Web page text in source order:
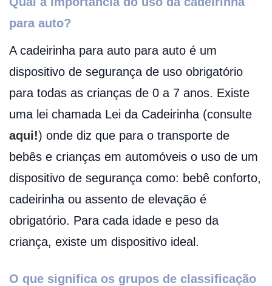
para auto?
A cadeirinha para auto para auto é um
dispositivo de segurança de uso obrigatório
para todas as crianças de 0 a 7 anos. Existe
uma lei chamada Lei da Cadeirinha (consulte
aqui!) onde diz que para o transporte de
bebês e crianças em automóveis o uso de um
dispositivo de segurança como: bebê conforto,
cadeirinha ou assento de elevação é
obrigatório. Para cada idade e peso da
criança, existe um dispositivo ideal.
O que significa os grupos de classificação